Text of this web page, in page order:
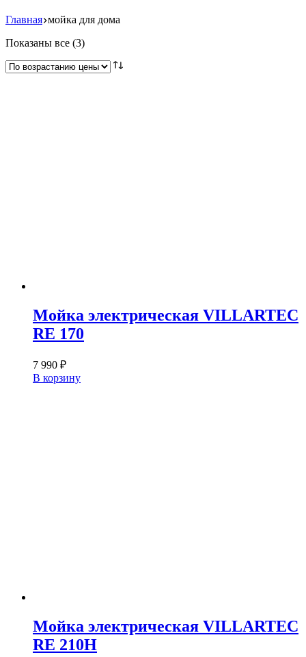
Главная мойка для дома
Показаны все (3)Цены:
возрастанию
Мойка электрическая VILLARTEC
RE 170
7 990 ₽
В корзину
Мойка электрическая VILLARTEC
RE 210H